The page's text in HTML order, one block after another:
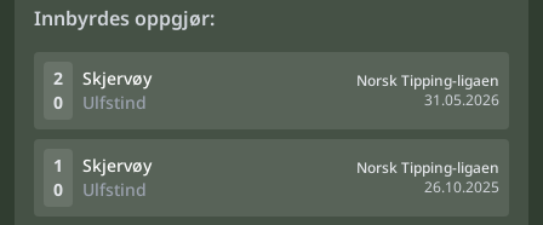
Innbyrdes oppgjør:
2
0
Skjervøy
Ulfstind
Norsk Tipping-ligaen
31.05.2026
1
0
Skjervøy
Ulfstind
Norsk Tipping-ligaen
26.10.2025